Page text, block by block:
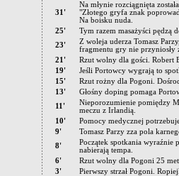
31'
Na młynie rozciągnięta
"Złotego gryfa znak
Na boisku nuda.
25'
Tym razem masażyści pędzą
23'
Z woleja uderza Tomasz
fragmentu gry nie przyniosły
21'
Rzut wolny dla gości. Robert
19'
Jeśli Portowcy wygrają to
15'
Rzut rożny dla Pogoni.
13'
Głośny doping pomaga
11'
Nieporozumienie pomiędzy
meczu z Irlandią.
10'
Pomocy medycznej
9'
Tomasz Parzy zza pola
8'
Początek spotkania wyraźnie
nabierają tempa.
6'
Rzut wolny dla Pogoni 25
3'
Pierwszy strzał Pogoni.